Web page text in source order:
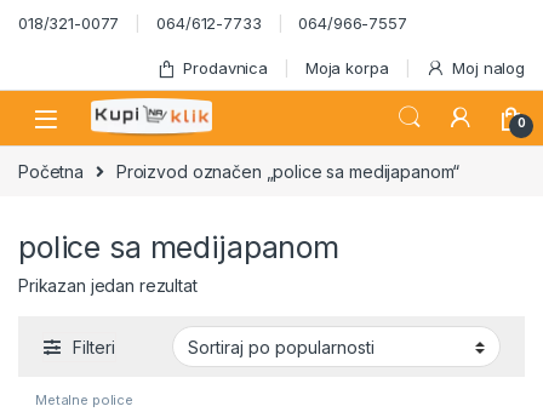
Skip to navigation
Skip to content
018/321-0077 064/612-7733 064/966-7557
Prodavnica Moja korpa Moj nalog
0
Početna Proizvod označen „police sa medijapanom“
police sa medijapanom
Prikazan jedan rezultat
Filteri
Metalne police